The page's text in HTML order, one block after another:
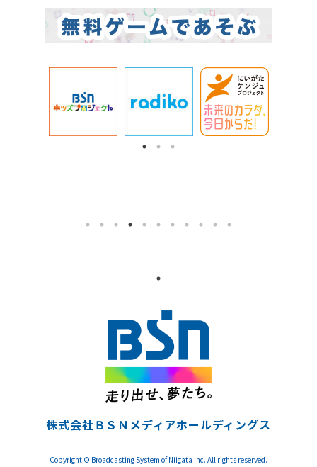
株式会社ＢＳＮメディアホールディングス
Copyright © Broadcasting System of Niigata Inc. All rights reserved.